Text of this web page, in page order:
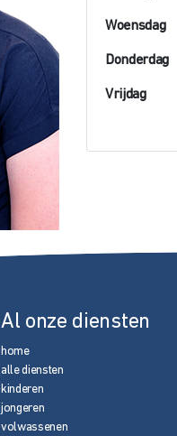
Woensdag
Donderdag
Vrijdag
Al onze diensten
home
alle diensten
kinderen
jongeren
volwassenen